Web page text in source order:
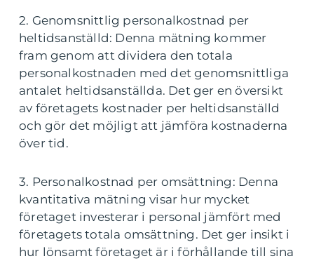
2. Genomsnittlig personalkostnad per
heltidsanställd: Denna mätning kommer
fram genom att dividera den totala
personalkostnaden med det genomsnittliga
antalet heltidsanställda. Det ger en översikt
av företagets kostnader per heltidsanställd
och gör det möjligt att jämföra kostnaderna
över tid.
3. Personalkostnad per omsättning: Denna
kvantitativa mätning visar hur mycket
företaget investerar i personal jämfört med
företagets totala omsättning. Det ger insikt i
hur lönsamt företaget är i förhållande till sina